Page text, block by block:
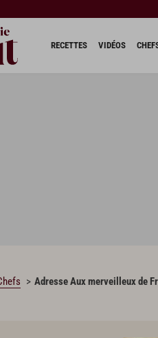
RECETTES VIDÉOS
Adresse Aux merveilleux de